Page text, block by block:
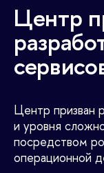
Центр
Центр призван
и уровня
посредством
операционной